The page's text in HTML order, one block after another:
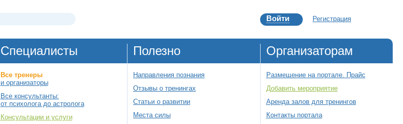
Войти Регистрация
Специалисты
Все тренеры
и организаторы
Все консультанты:
от психолога до астролога
Консультации и услуги
Полезно
Направления познания
Отзывы о тренингах
Статьи о развитии
Места силы
Организаторам
Размещение на портале. Прайс
Добавить мероприятие
Аренда залов для тренингов
Контакты портала